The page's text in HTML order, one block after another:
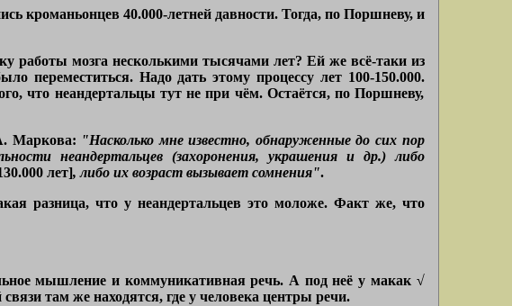
кроманьонцев 40.000-летней давности. Тогда, по Поршневу, и
работы мозга несколькими тысячами лет? Ей же всё-таки из
переместиться. Надо дать этому процессу лет 100-150.000.
что неандертальцы тут не при чём. Остаётся, по Поршневу,
Маркова: "Насколько мне известно, обнаруженные до сих пор
неандертальцев (захоронения, украшения и др.) либо
лет], либо их возраст вызывает сомнения".
разница, что у неандертальцев это моложе. Факт же, что
мышление и коммуникативная речь. А под неё у макак √
там же находятся, где у человека центры речи.